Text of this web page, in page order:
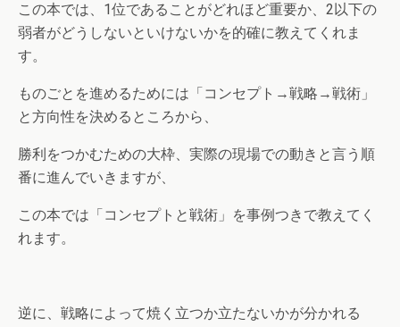
この本では、1位であることがどれほど重要か、2以下の
弱者がどうしないといけないかを的確に教えてくれま
す。
ものごとを進めるためには「コンセプト→戦略→戦術」
と方向性を決めるところから、
勝利をつかむための大枠、実際の現場での動きと言う順
番に進んでいきますが、
この本では「コンセプトと戦術」を事例つきで教えてく
れます。
逆に、戦略によって焼く立つか立たないかが分かれる